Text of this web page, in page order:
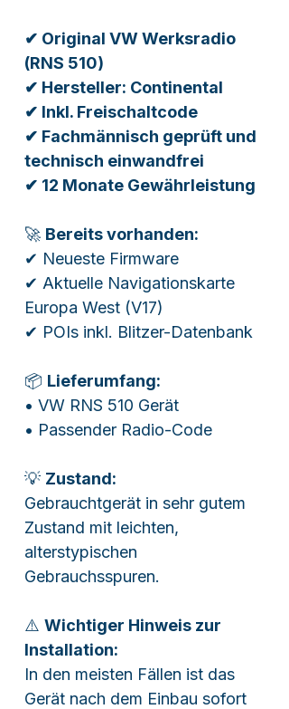
✔ Original VW Werksradio
(RNS 510)
✔ Hersteller: Continental
✔ Inkl. Freischaltcode
✔ Fachmännisch geprüft und
technisch einwandfrei
✔ 12 Monate Gewährleistung
🚀 Bereits vorhanden:
✔ Neueste Firmware
✔ Aktuelle Navigationskarte
Europa West (V17)
✔ POIs inkl. Blitzer-Datenbank
📦 Lieferumfang:
• VW RNS 510 Gerät
• Passender Radio-Code
💡 Zustand:
Gebrauchtgerät in sehr gutem
Zustand mit leichten,
alterstypischen
Gebrauchsspuren.
⚠️ Wichtiger Hinweis zur
Installation:
In den meisten Fällen ist das
Gerät nach dem Einbau sofort